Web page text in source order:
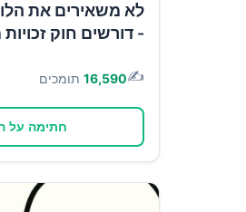
לא משאירים את
- דורשים חוק
✍️
16,590 תומכים
חתימה על